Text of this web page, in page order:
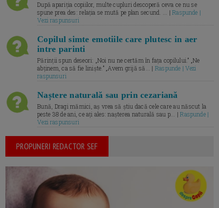
După apariția copiilor, multe cupluri descoperă ceva ce nu se
spune prea des: relația se mută pe plan secund. ... |Raspunde |
Vezi raspunsuri
Copilul simte emotiile care plutesc in aer
intre parinti
Părinții spun deseori: „Noi nu ne certăm în fața copilului.” „Ne
abținem, ca să fie liniște.” „Avem grijă să... | Raspunde | Vezi
raspunsuri
Naștere naturală sau prin cezariană
Bună, Dragi mămici, aș vrea să știu dacă cele care au născut la
peste 38 de ani, ce ați ales: nașterea naturală sau p... |Raspunde |
Vezi raspunsuri
PROPUNERI REDACTOR SEF